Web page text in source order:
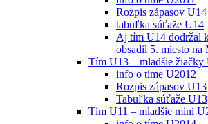
Rozpis zápasov U14
tabuľka súťaže U14
Aj tím U14 dodržal
obsadil 5. miesto na
Tím U13 – mladšie žiačky
info o tíme U2012
Rozpis zápasov U13
Tabuľka súťaže U13
Tím U11 – mladšie mini